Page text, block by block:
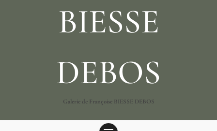
BIESSE
DEBOS
Galerie de Françoise BIESSE DEBOS